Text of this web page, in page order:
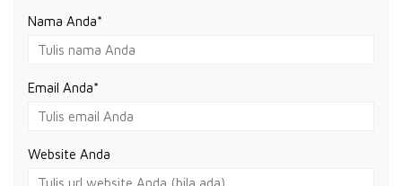
Nama Anda*
Email Anda*
Website Anda